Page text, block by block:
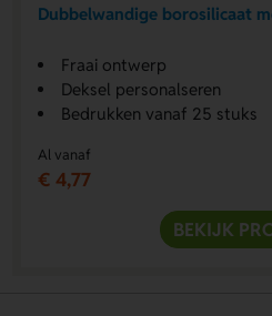
Dubbelwandige borosilicaat
Fraai ontwerp
Deksel personalseren
Bedrukken vanaf 25 stuks
Al vanaf
€ 4,77
BEKIJK